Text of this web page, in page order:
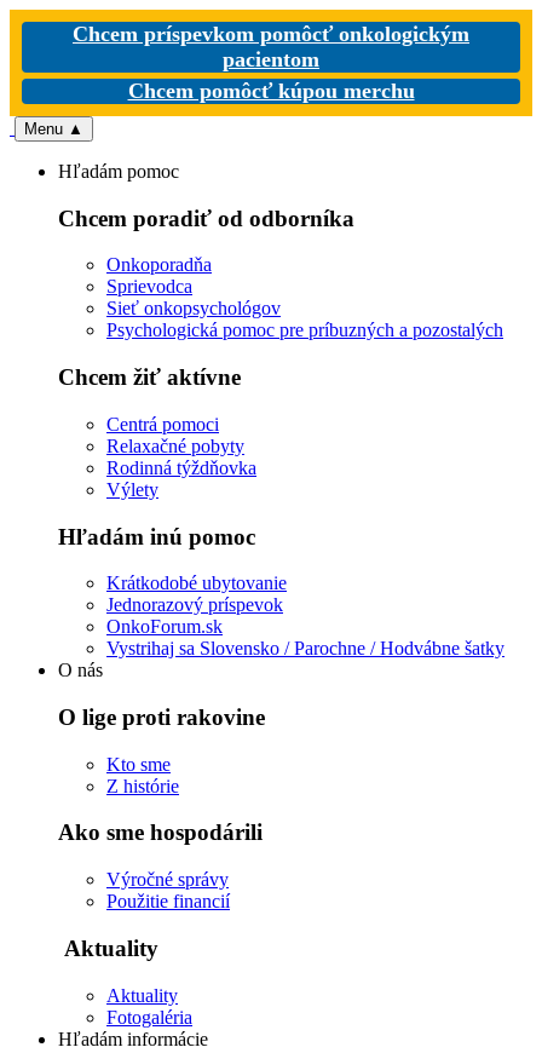
Chcem príspevkom pomôcť onkologickým
pacientom
Chcem pomôcť kúpou merchu
Menu ▲
Hľadám pomoc
Chcem poradiť od odborníka
Onkoporadňa
Sprievodca
Sieť onkopsychológov
Psychologická pomoc pre príbuzných a pozostalých
Chcem žiť aktívne
Centrá pomoci
Relaxačné pobyty
Rodinná týždňovka
Výlety
Hľadám inú pomoc
Krátkodobé ubytovanie
Jednorazový príspevok
OnkoForum.sk
Vystrihaj sa Slovensko / Parochne / Hodvábne šatky
O nás
O lige proti rakovine
Kto sme
Z histórie
Ako sme hospodárili
Výročné správy
Použitie financií
Aktuality
Aktuality
Fotogaléria
Hľadám informácie